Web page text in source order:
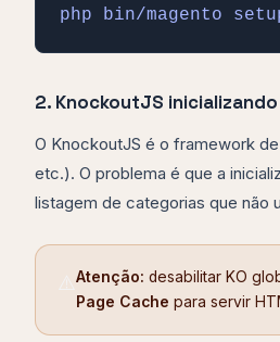
php bin/magento
2. KnockoutJS
O KnockoutJS é o framework
etc.). O problema é que a
listagem de categorias que não
⚠️ Atenção: desabilitar KO
Page Cache para servir